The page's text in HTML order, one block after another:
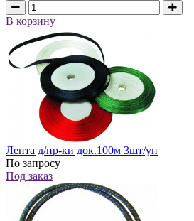
В корзину
Лента д/пр-ки док.100м 3шт/уп
По запросу
Под заказ